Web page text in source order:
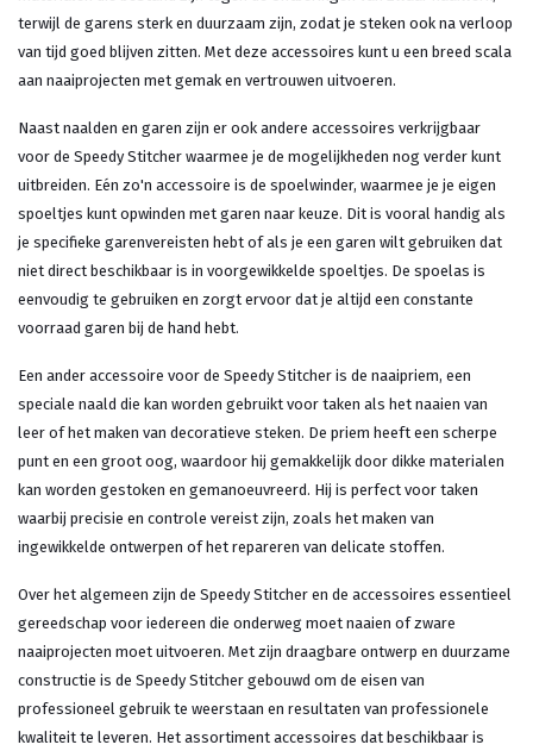
terwijl de garens sterk en duurzaam zijn, zodat je steken ook na verloop
van tijd goed blijven zitten. Met deze accessoires kunt u een breed scala
aan naaiprojecten met gemak en vertrouwen uitvoeren.
Naast naalden en garen zijn er ook andere accessoires verkrijgbaar
voor de Speedy Stitcher waarmee je de mogelijkheden nog verder kunt
uitbreiden. Eén zo'n accessoire is de spoelwinder, waarmee je je eigen
spoeltjes kunt opwinden met garen naar keuze. Dit is vooral handig als
je specifieke garenvereisten hebt of als je een garen wilt gebruiken dat
niet direct beschikbaar is in voorgewikkelde spoeltjes. De spoelas is
eenvoudig te gebruiken en zorgt ervoor dat je altijd een constante
voorraad garen bij de hand hebt.
Een ander accessoire voor de Speedy Stitcher is de naaipriem, een
speciale naald die kan worden gebruikt voor taken als het naaien van
leer of het maken van decoratieve steken. De priem heeft een scherpe
punt en een groot oog, waardoor hij gemakkelijk door dikke materialen
kan worden gestoken en gemanoeuvreerd. Hij is perfect voor taken
waarbij precisie en controle vereist zijn, zoals het maken van
ingewikkelde ontwerpen of het repareren van delicate stoffen.
Over het algemeen zijn de Speedy Stitcher en de accessoires essentieel
gereedschap voor iedereen die onderweg moet naaien of zware
naaiprojecten moet uitvoeren. Met zijn draagbare ontwerp en duurzame
constructie is de Speedy Stitcher gebouwd om de eisen van
professioneel gebruik te weerstaan en resultaten van professionele
kwaliteit te leveren. Het assortiment accessoires dat beschikbaar is